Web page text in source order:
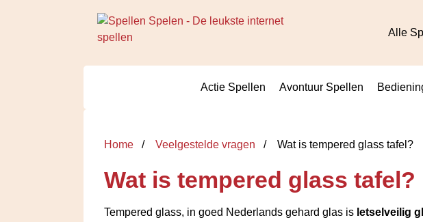
Alle
Actie Spellen Avontuur Spellen
Home Veelgestelde vragen Wat is tempered glass tafel?
Wat is tempered glass tafel?
Tempered glass, in goed Nederlands gehard glas is letselveilig